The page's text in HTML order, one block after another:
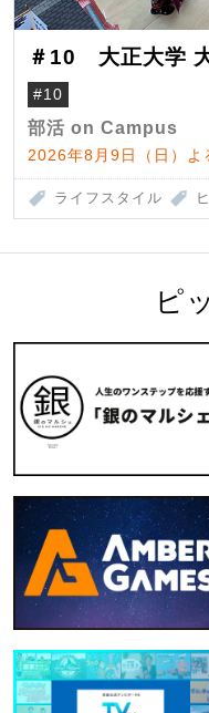
＃10 大正大学
#10
部活 on Campus
2026年8月9日（日）
ライフスタイル
ピ